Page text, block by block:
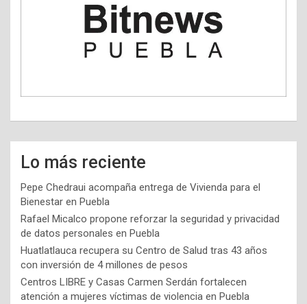
Lo más reciente
Pepe Chedraui acompaña entrega de Vivienda para el
Bienestar en Puebla
Rafael Micalco propone reforzar la seguridad y privacidad
de datos personales en Puebla
Huatlatlauca recupera su Centro de Salud tras 43 años
con inversión de 4 millones de pesos
Centros LIBRE y Casas Carmen Serdán fortalecen
atención a mujeres víctimas de violencia en Puebla